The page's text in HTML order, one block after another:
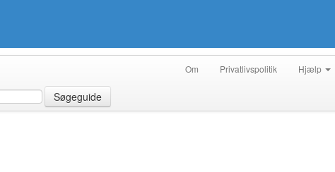
Om Privatlivspolitik Hjælp
Søgeguide